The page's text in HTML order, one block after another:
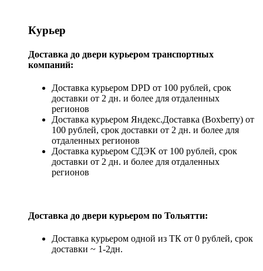
Курьер
Доставка до двери курьером транспортных
компаний:
Доставка курьером DPD от 100 рублей, срок
доставки от 2 дн. и более для отдаленных
регионов
Доставка курьером Яндекс.Доставка (Boxberry) от
100 рублей, срок доставки от 2 дн. и более для
отдаленных регионов
Доставка курьером СДЭК от 100 рублей, срок
доставки от 2 дн. и более для отдаленных
регионов
Доставка до двери курьером по Тольятти:
Доставка курьером одной из ТК от 0 рублей, срок
доставки ~ 1-2дн.